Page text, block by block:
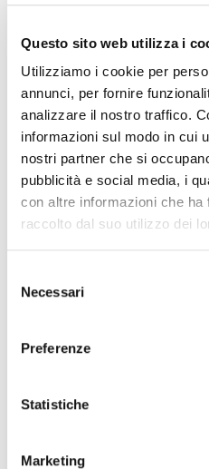
Questo sito web utilizza i
Utilizziamo i cookie per
annunci, per fornire
analizzare il nostro traffico.
informazioni sul modo in cui
nostri partner che si
pubblicità e social media, i
con altre informazioni che ha
raccolto dal suo utilizzo dei
delNecessari
Preferenze
Statistiche
Marketing
POSSIBILE ACCESSO ALLA
ANCHE PER
RISTRUTTURARE DEBITI
RISARCIMENTO DANNI –
SANITARI – Gestione della
della sindrome di Down
IL PAGAMENTO DEL
TRA OBBLIGAZIONE
SENZA CAUSA: LA
L’ABUSIVA CONCESSIONE